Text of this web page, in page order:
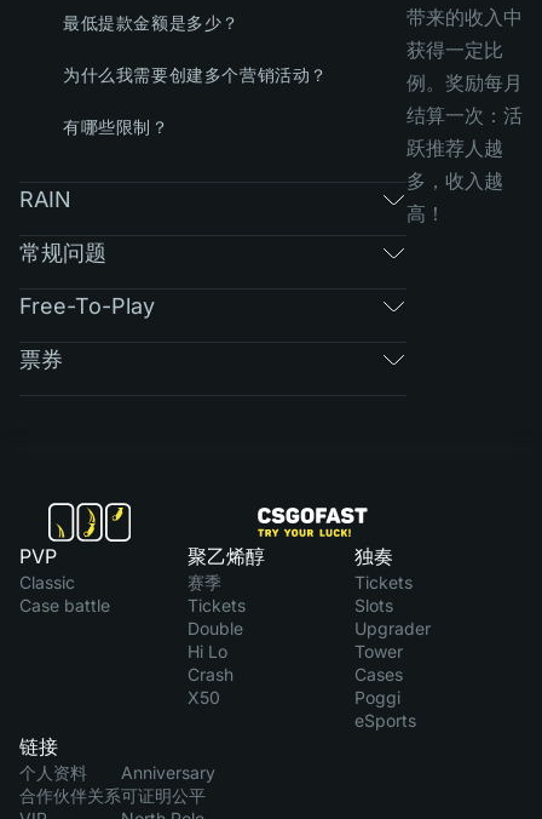
最低提款金额是多少？
为什么我需要创建多个营销活动？
有哪些限制？
RAIN
常规问题
Free-To-Play
票券
带来的收入中
获得一定比
例。奖励每月
结算一次：活
跃推荐人越
多，收入越
高！
PVP
Classic
Case battle
聚乙烯醇
赛季
Tickets
Double
Hi Lo
Crash
X50
独奏
Tickets
Slots
Upgrader
Tower
Cases
Poggi
eSports
链接
个人资料
合作伙伴关系
Anniversary
可证明公平